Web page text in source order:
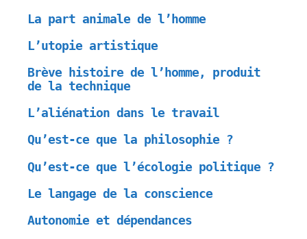
La part animale de l’homme
L’utopie artistique
Brève histoire de l’homme, produit
de la technique
L’aliénation dans le travail
Qu’est-ce que la philosophie ?
Qu’est-ce que l’écologie politique ?
Le langage de la conscience
Autonomie et dépendances